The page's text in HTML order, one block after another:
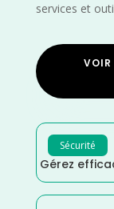
services et
VOIR
Sécurité
Gérez